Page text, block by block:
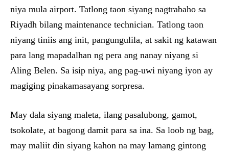
niya mula airport. Tatlong taon siyang nagtrabaho sa
Riyadh bilang maintenance technician. Tatlong taon
niyang tiniis ang init, pangungulila, at sakit ng katawan
para lang mapadalhan ng pera ang nanay niyang si
Aling Belen. Sa isip niya, ang pag-uwi niyang iyon ay
magiging pinakamasayang sorpresa.
May dala siyang maleta, ilang pasalubong, gamot,
tsokolate, at bagong damit para sa ina. Sa loob ng bag,
may maliit din siyang kahon na may lamang gintong